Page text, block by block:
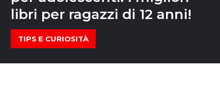
libri per ragazzi di 12 anni!
TIPS E CURIOSITÀ